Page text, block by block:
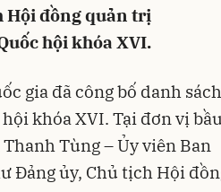
Hội đồng quản trị
hội khóa XVI.
gia đã công bố danh sách
khóa XVI. Tại đơn vị
Tùng – Ủy viên Ban
Đảng ủy, Chủ tịch Hội